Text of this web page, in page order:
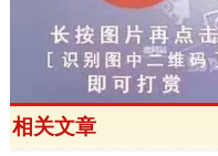
相关文章